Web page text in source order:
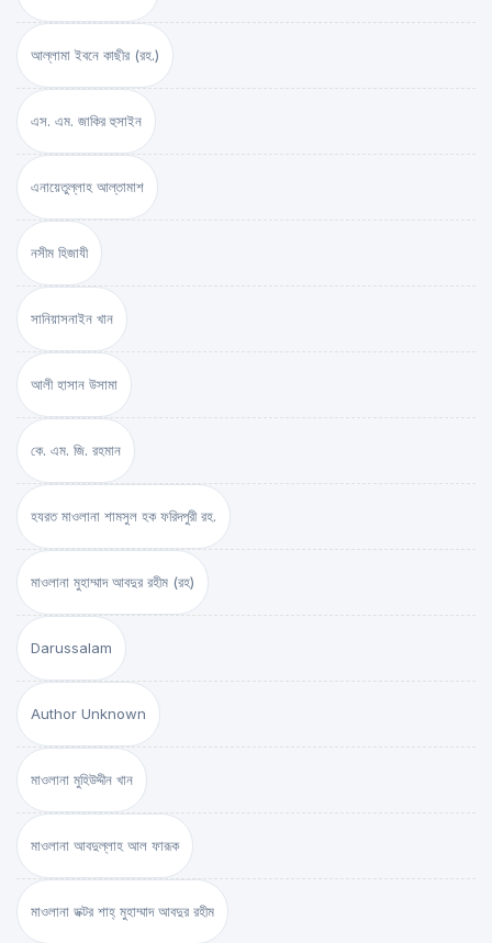
আল্লামা ইবনে কাছীর (রহ.)
এস. এম. জাকির হুসাইন
এনায়েতুল্লাহ আল্‌তামাশ
নসীম হিজাযী
সানিয়াসনাইন খান
আলী হাসান উসামা
কে. এম. জি. রহমান
হযরত মাওলানা শামসুল হক ফরিদপুরী রহ.
মাওলানা মুহাম্মাদ আবদুর রহীম (রহ)
Darussalam
Author Unknown
মাওলানা মুহিউদ্দীন খান
মাওলানা আবদুল্লাহ আল ফারূক
মাওলানা ডক্টর শাহ্‌ মুহাম্মাদ আবদুর রহীম